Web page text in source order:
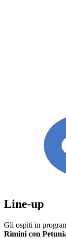
Line-up
Gli ospiti in
Rimini con